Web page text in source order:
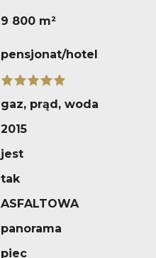
9 800 m²
pensjonat/hotel
gaz, prąd, woda
2015
jest
tak
ASFALTOWA
panorama
piec